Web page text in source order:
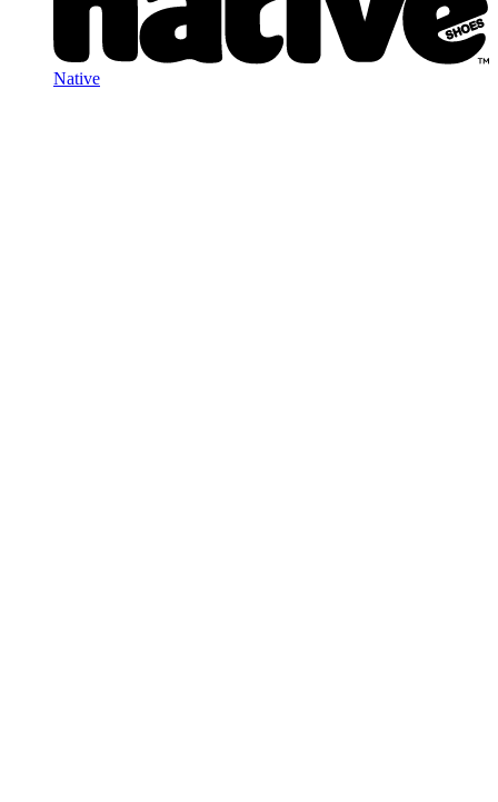
Native